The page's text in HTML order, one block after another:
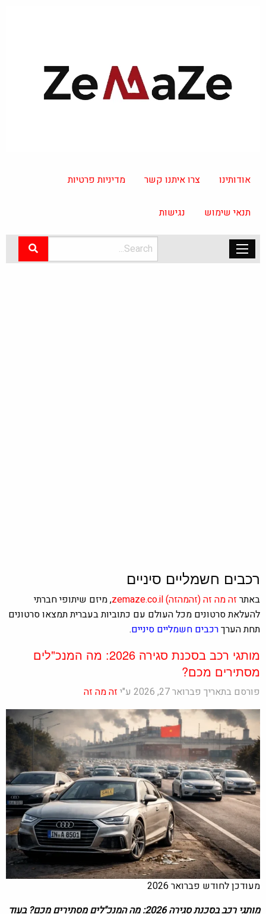
אודותינו צרו איתנו קשר מדיניות פרטיות
תנאי שימוש נגישות
רכבים חשמליים סיניים
באתרזה מה זה(זהמהזה)zemaze.co.il, מיזם שיתופי חברתי
להעלאת סרטונים מכל העולם עם כתוביות בעברית תמצאו סרטונים
תחת הערךרכבים חשמליים סיניים.
מותגי רכב בסכנת סגירה 2026: מה המנכ"לים
מסתירים מכם?
פורסם בתאריך פברואר 27, 2026 ע"י זה מה זה
מעודכן לחודש פברואר 2026
מותגי רכב בסכנת סגירה 2026: מה המנכ"לים מסתירים מכם? בעוד